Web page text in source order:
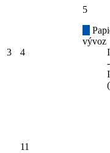
3 4
5
vývoz
11